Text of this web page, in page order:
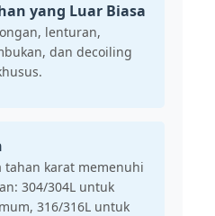
yang Luar Biasa
lenturan,
dan decoiling
tahan karat memenuhi
304/304L untuk
316/316L untuk